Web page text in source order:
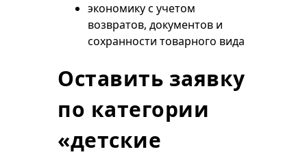
экономику с учетом
возвратов, документов и
сохранности товарного вида
Оставить заявку
по категории
«детские